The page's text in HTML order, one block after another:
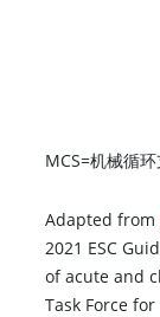
MCS=机械循环
Adapted from
2021 ESC
of acute and
Task Force